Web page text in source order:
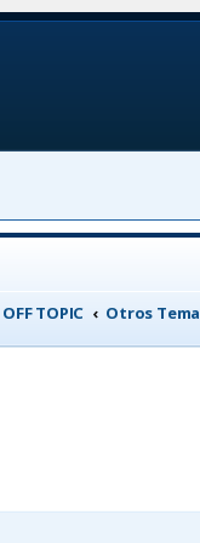
OFF TOPIC Otros